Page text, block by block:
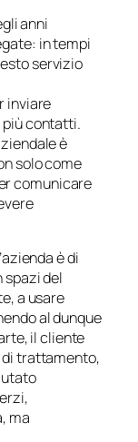
anni
in tempi
servizio
inviare
più contatti.
è
solo come
comunicare
è di
del
a usare
al dunque
il cliente
trattamento,
ma